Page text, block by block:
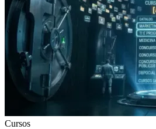
Cursos